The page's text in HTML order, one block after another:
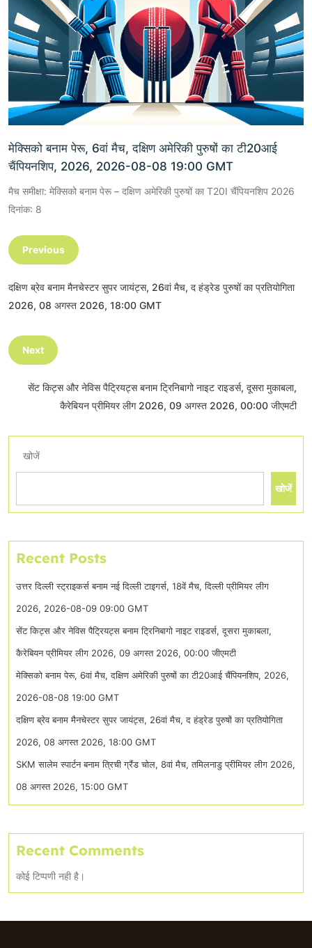
मेक्सिको बनाम पेरू, 6वां मैच, दक्षिण अमेरिकी पुरुषों का टी20आई
चैंपियनशिप, 2026, 2026-08-08 19:00 GMT
मैच समीक्षा: मेक्सिको बनाम पेरू – दक्षिण अमेरिकी पुरुषों का T20I चैंपियनशिप 2026
दिनांक: 8
Previous
दक्षिण ब्रेव बनाम मैनचेस्टर सुपर जायंट्स, 26वां मैच, द हंड्रेड पुरुषों का प्रतियोगिता
2026, 08 अगस्त 2026, 18:00 GMT
Next
सेंट किट्स और नेविस पैट्रियट्स बनाम ट्रिनिबागो नाइट राइडर्स, दूसरा मुकाबला,
कैरेबियन प्रीमियर लीग 2026, 09 अगस्त 2026, 00:00 जीएमटी
खोजें
खोजें
Recent Posts
उत्तर दिल्ली स्ट्राइकर्स बनाम नई दिल्ली टाइगर्स, 18वें मैच, दिल्ली प्रीमियर लीग
2026, 2026-08-09 09:00 GMT
सेंट किट्स और नेविस पैट्रियट्स बनाम ट्रिनिबागो नाइट राइडर्स, दूसरा मुकाबला,
कैरेबियन प्रीमियर लीग 2026, 09 अगस्त 2026, 00:00 जीएमटी
मेक्सिको बनाम पेरू, 6वां मैच, दक्षिण अमेरिकी पुरुषों का टी20आई चैंपियनशिप, 2026,
2026-08-08 19:00 GMT
दक्षिण ब्रेव बनाम मैनचेस्टर सुपर जायंट्स, 26वां मैच, द हंड्रेड पुरुषों का प्रतियोगिता
2026, 08 अगस्त 2026, 18:00 GMT
SKM सालेम स्पार्टन बनाम त्रिची ग्रैंड चोल, 8वां मैच, तमिलनाडु प्रीमियर लीग 2026,
08 अगस्त 2026, 15:00 GMT
Recent Comments
कोई टिप्पणी नही है।